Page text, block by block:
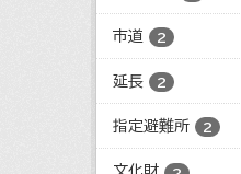
市道 2
延長 2
指定避難所 2